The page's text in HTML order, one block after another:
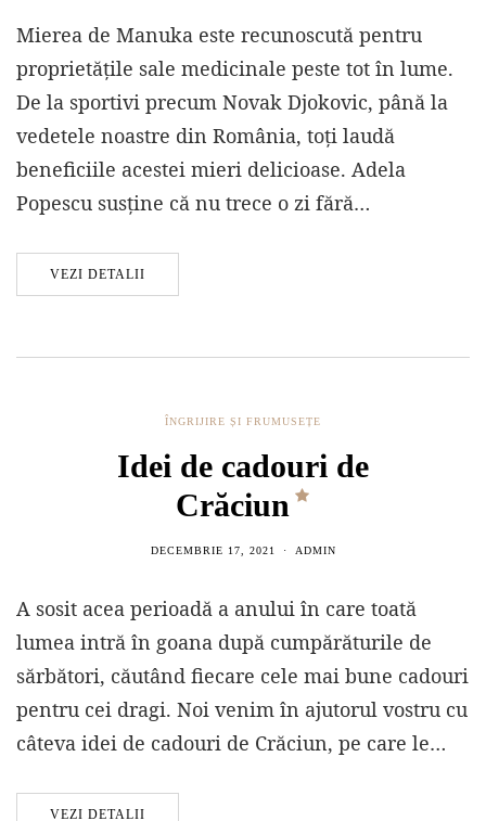
Mierea de Manuka este recunoscută pentru
proprietățile sale medicinale peste tot în lume.
De la sportivi precum Novak Djokovic, până la
vedetele noastre din România, toți laudă
beneficiile acestei mieri delicioase. Adela
Popescu susține că nu trece o zi fără…
VEZI DETALII
ÎNGRIJIRE ȘI FRUMUSEȚE
Idei de cadouri de
Crăciun
DECEMBRIE 17, 2021 ADMIN
A sosit acea perioadă a anului în care toată
lumea intră în goana după cumpărăturile de
sărbători, căutând fiecare cele mai bune cadouri
pentru cei dragi. Noi venim în ajutorul vostru cu
câteva idei de cadouri de Crăciun, pe care le…
VEZI DETALII